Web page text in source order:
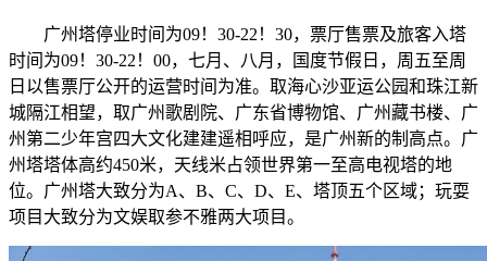
广州塔停业时间为09！30-22！30，票厅售票及旅客入塔
时间为09！30-22！00，七月、八月，国度节假日，周五至周
日以售票厅公开的运营时间为准。取海心沙亚运公园和珠江新
城隔江相望，取广州歌剧院、广东省博物馆、广州藏书楼、广
州第二少年宫四大文化建建遥相呼应，是广州新的制高点。广
州塔塔体高约450米，天线米占领世界第一至高电视塔的地
位。广州塔大致分为A、B、C、D、E、塔顶五个区域；玩耍
项目大致分为文娱取参不雅两大项目。